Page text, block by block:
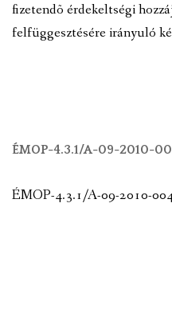
fizetendõ érdekeltségi
felfüggesztésére irányuló
ÉMOP-4.3.1/A-09-2010-
ÉMOP-4.3.1/A-09-2010-